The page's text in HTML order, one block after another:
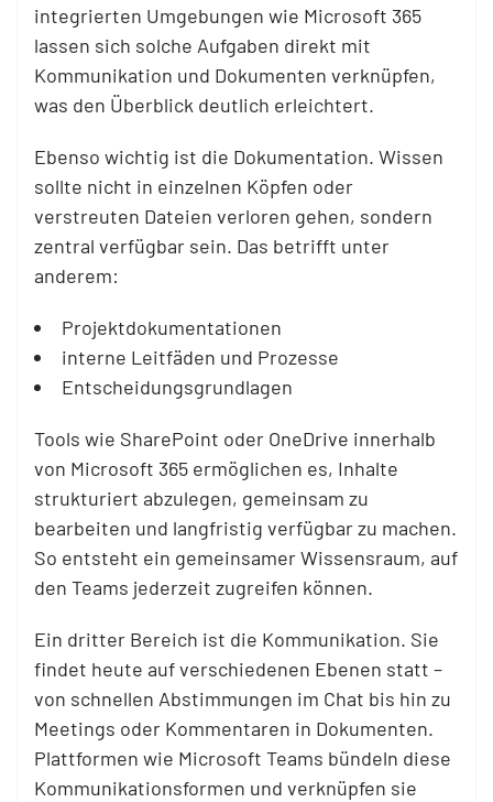
integrierten Umgebungen wie Microsoft 365
lassen sich solche Aufgaben direkt mit
Kommunikation und Dokumenten verknüpfen,
was den Überblick deutlich erleichtert.
Ebenso wichtig ist die Dokumentation. Wissen
sollte nicht in einzelnen Köpfen oder
verstreuten Dateien verloren gehen, sondern
zentral verfügbar sein. Das betrifft unter
anderem:
Projektdokumentationen
interne Leitfäden und Prozesse
Entscheidungsgrundlagen
Tools wie SharePoint oder OneDrive innerhalb
von Microsoft 365 ermöglichen es, Inhalte
strukturiert abzulegen, gemeinsam zu
bearbeiten und langfristig verfügbar zu machen.
So entsteht ein gemeinsamer Wissensraum, auf
den Teams jederzeit zugreifen können.
Ein dritter Bereich ist die Kommunikation. Sie
findet heute auf verschiedenen Ebenen statt –
von schnellen Abstimmungen im Chat bis hin zu
Meetings oder Kommentaren in Dokumenten.
Plattformen wie Microsoft Teams bündeln diese
Kommunikationsformen und verknüpfen sie